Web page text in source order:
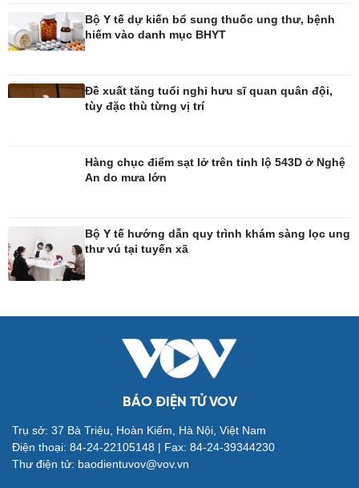
Ăn sạch sống khỏe
Blog
Âm nhạc
Giải trí
Nghệ sĩ
Thời trang
Du lịch
Tư vấn
Bộ Y tế dự kiến bổ sung thuốc ung thư, bệnh
hiếm vào danh mục BHYT
Đề xuất tăng tuổi nghỉ hưu sĩ quan quân đội,
tùy đặc thù từng vị trí
Hàng chục điểm sạt lở trên tỉnh lộ 543D ở Nghệ
An do mưa lớn
Bộ Y tế hướng dẫn quy trình khám sàng lọc ung
thư vú tại tuyến xã
BÁO ĐIỆN TỬ VOV
Trụ sở: 37 Bà Triệu, Hoàn Kiếm, Hà Nội, Việt Nam
Điện thoại: 84-24-22105148 | Fax: 84-24-39344230
Thư điện tử: baodientuvov@vov.vn